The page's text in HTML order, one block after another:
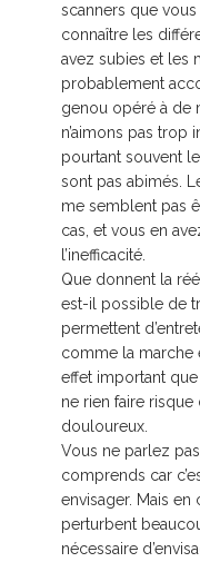
scanners que
connaître les
avez subies et les
probablement
genou opéré à de
n’aimons pas
pourtant souvent
sont pas abimés.
me semblent pas
cas, et vous en
l’inefficacité.
Que donnent la
est-il possible de
permettent
comme la marche
effet important
ne rien faire risque
douloureux.
Vous ne parlez
comprends car
envisager. Mais
perturbent
nécessaire